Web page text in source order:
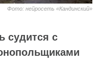
Фото: нейросеть «Кандинский»
судится с